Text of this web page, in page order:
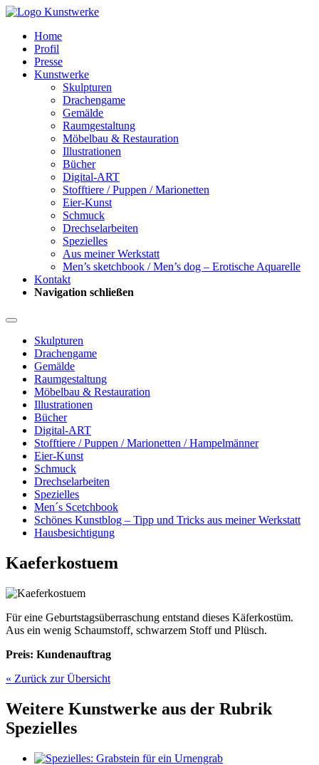
Home
Profil
Presse
Kunstwerke
Skulpturen
Drachengame
Gemälde
Raumgestaltung
Möbelbau & Restauration
Illustrationen
Bücher
Digital-ART
Stofftiere / Puppen / Marionetten
Eier-Kunst
Schmuck
Drechselarbeiten
Spezielles
Aus meiner Werkstatt
Men’s sketchbook / Men’s dog – Erotische Aquarelle
Kontakt
Navigation schließen
Skulpturen
Drachengame
Gemälde
Raumgestaltung
Möbelbau & Restauration
Illustrationen
Bücher
Digital-ART
Stofftiere / Puppen / Marionetten / Hampelmänner
Eier-Kunst
Schmuck
Drechselarbeiten
Spezielles
Men´s Scetchbook
Schönes Kunstblog – Tipp und Tricks aus meiner Werkstatt
Hausbesichtigung
Kaeferkostuem
Für eine Geburtstagsüberraschung entstand dieses Käferkostüm.
Aus ein wenig Schaumstoff, schwarzem Stoff und Plüsch.
Preis: Kundenauftrag
« Zurück zur Übersicht
Weitere Kunstwerke aus der Rubrik
Spezielles